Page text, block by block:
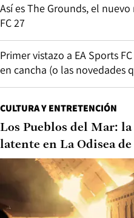
Así es The Grounds, el
FC 27
Primer vistazo a EA Sports
en cancha (o las novedades
CULTURA Y ENTRETENCIÓN
Los Pueblos del Mar:
latente en La Odisea